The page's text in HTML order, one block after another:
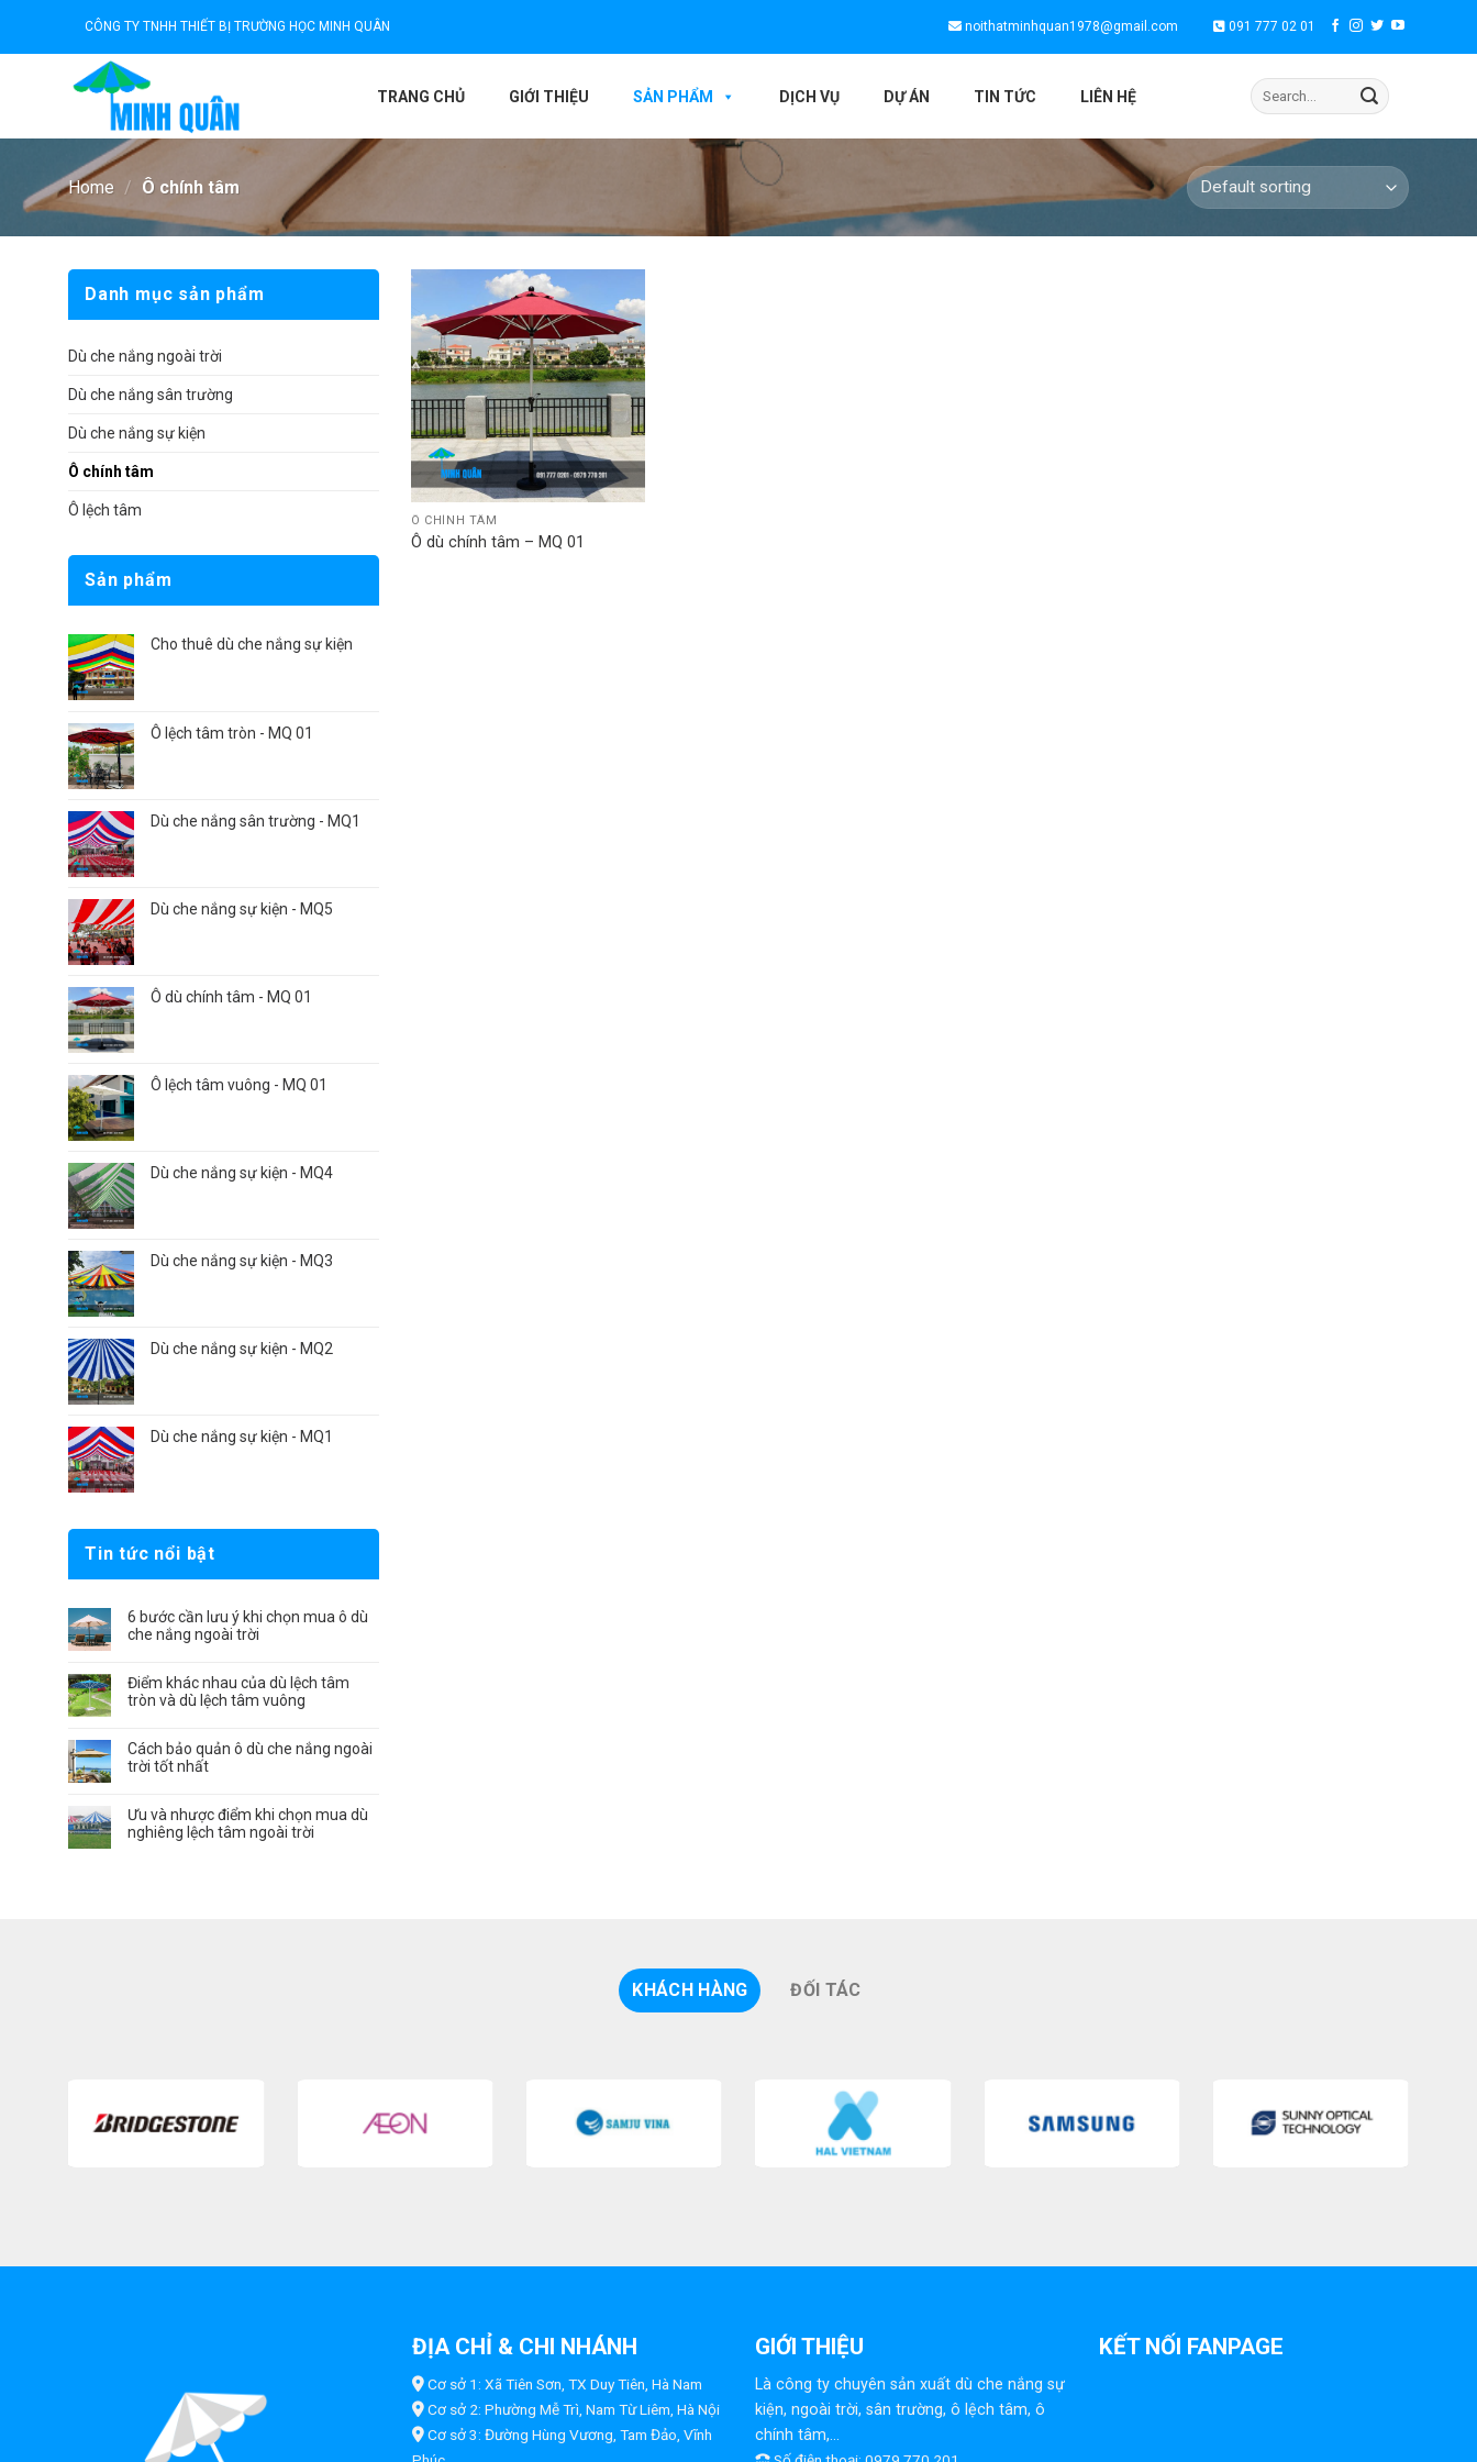
CÔNG TY TNHH THIẾT BỊ TRƯỜNG HỌC MINH QUÂN noithatminhquan1978@gmail.com 091 777 02 01
TRANG CHỦ GIỚI THIỆU SẢN PHẨM DỊCH VỤ DỰ ÁN TIN TỨC LIÊN HỆ
Search
for:
Home / Ô chính tâm
Danh mục sản phẩm
Dù che nắng ngoài trời
Dù che nắng sân trường
Dù che nắng sự kiện
Ô chính tâm
Ô lệch tâm
Sản phẩm
Cho thuê dù che nắng sự kiện
Ô lệch tâm tròn - MQ 01
Dù che nắng sân trường - MQ1
Dù che nắng sự kiện - MQ5
Ô dù chính tâm - MQ 01
Ô lệch tâm vuông - MQ 01
Dù che nắng sự kiện - MQ4
Dù che nắng sự kiện - MQ3
Dù che nắng sự kiện - MQ2
Dù che nắng sự kiện - MQ1
Tin tức nổi bật
6 bước cần lưu ý khi chọn mua ô dù
che nắng ngoài trời
Điểm khác nhau của dù lệch tâm
tròn và dù lệch tâm vuông
Cách bảo quản ô dù che nắng ngoài
trời tốt nhất
Ưu và nhược điểm khi chọn mua dù
nghiêng lệch tâm ngoài trời
Ô CHÍNH TÂM
Ô dù chính tâm – MQ 01
KHÁCH HÀNG ĐỐI TÁC
ĐỊA CHỈ & CHI NHÁNH
Cơ sở 1: Xã Tiên Sơn, TX Duy Tiên, Hà Nam
Cơ sở 2: Phường Mễ Trì, Nam Từ Liêm, Hà Nội
Cơ sở 3: Đường Hùng Vương, Tam Đảo, Vĩnh
GIỚI THIỆU
Là công ty chuyên sản xuất dù che nắng sự
kiện, ngoài trời, sân trường, ô lệch tâm, ô
chính tâm,...
KẾT NỐI FANPAGE